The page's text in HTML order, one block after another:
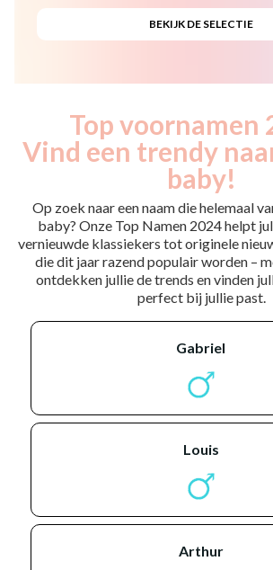
Top voornamen
Vind een trendy
baby!
Op zoek naar een naam die helemaal
baby? Onze Top Namen 2024 helpt
vernieuwde klassiekers tot originele
die dit jaar razend populair worden –
ontdekken jullie de trends en vinden
perfect bij jullie past.
gabriel
louis
arthur